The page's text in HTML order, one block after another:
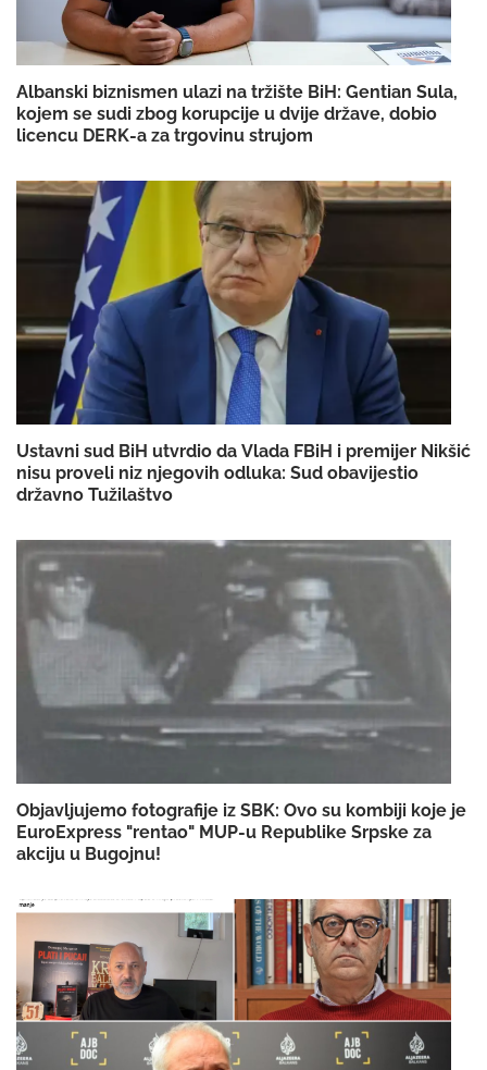
Albanski biznismen ulazi na tržište BiH: Gentian Sula,
kojem se sudi zbog korupcije u dvije države, dobio
licencu DERK-a za trgovinu strujom
Ustavni sud BiH utvrdio da Vlada FBiH i premijer Nikšić
nisu proveli niz njegovih odluka: Sud obavijestio
državno Tužilaštvo
Objavljujemo fotografije iz SBK: Ovo su kombiji koje je
EuroExpress "rentao" MUP-u Republike Srpske za
akciju u Bugojnu!